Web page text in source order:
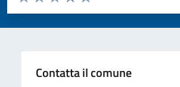
Valuta 5 stelle su 5
Valuta 4 stelle su 5
Valuta 3 stelle su 5
Valuta 2 stelle su 5
Valuta 1 stelle su 5
Contatta il comune